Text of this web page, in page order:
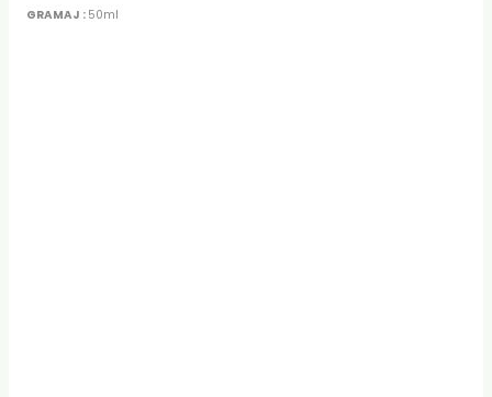
GRAMAJ : 50ml